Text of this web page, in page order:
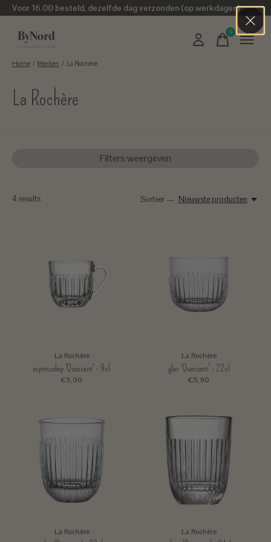
Voor 16.00 besteld, dezelfde dag verzonden (op werkdagen)
0items
Home / Merken / La Rochère
La Rochère
Filters weergeven
4 results Sorteer — Nieuwste producten
La Rochère
espressokop 'Quessant' - 9cl
€5,90
La Rochère
glas 'Quessant' - 22cl
€5,90
La Rochère La Rochère